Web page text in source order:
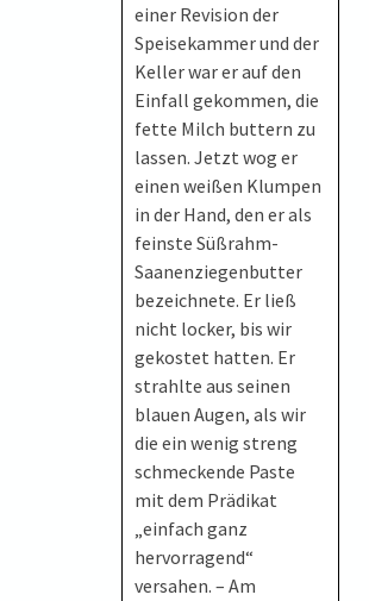
einer Revision der
Speisekammer und der
Keller war er auf den
Einfall gekommen, die
fette Milch buttern zu
lassen. Jetzt wog er
einen weißen Klumpen
in der Hand, den er als
feinste Süßrahm-
Saanenziegenbutter
bezeichnete. Er ließ
nicht locker, bis wir
gekostet hatten. Er
strahlte aus seinen
blauen Augen, als wir
die ein wenig streng
schmeckende Paste
mit dem Prädikat
„einfach ganz
hervorragend“
versahen. – Am